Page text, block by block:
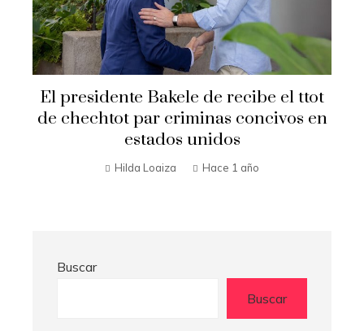
El presidente Bakele de recibe el ttot
de chechtot par criminas concivos en
estados unidos
Hilda Loaiza Hace 1 año
Buscar
Buscar